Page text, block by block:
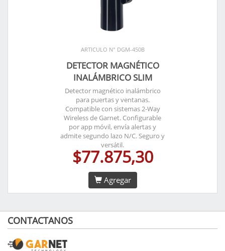
ARTICULO N° DGM-450B
DETECTOR MAGNÉTICO
INALÁMBRICO SLIM
Detector magnético inalámbrico
para puertas y ventanas.
Compatible con sistemas 2-Way
Wireless de Garnet. Configurable
por app móvil, envía alertas y
admite segundo lazo N/C. Seguro y
versátil.
$77.875,30
Agregar
CONTACTANOS